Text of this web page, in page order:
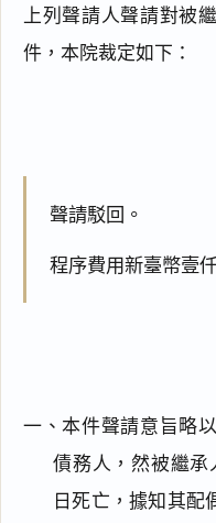
上列聲請人聲請對被
件，本院裁定如下：
聲請駁回。
程序費用新臺幣壹
一、本件聲請意旨略
債務人，然被繼承
日死亡，據知其配